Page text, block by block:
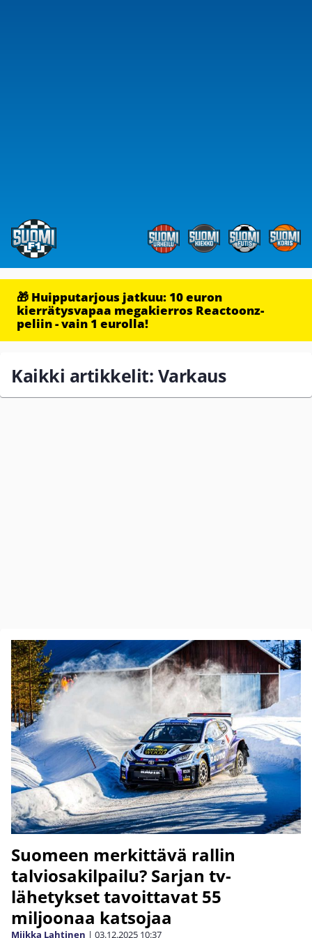
🎁 Huipputarjous jatkuu: 10 euron
kierrätysvapaa megakierros Reactoonz-
peliin - vain 1 eurolla!
Kaikki artikkelit: Varkaus
Suomeen merkittävä rallin
talviosakilpailu? Sarjan tv-
lähetykset tavoittavat 55
miljoonaa katsojaa
Miikka Lahtinen | 03.12.2025 10:37